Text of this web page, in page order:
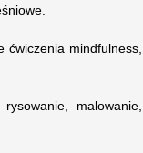
ćwiczenia mindfulness,
malowanie,